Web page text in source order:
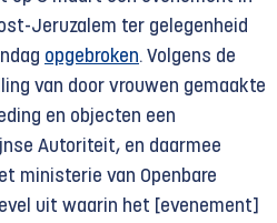
Jeruzalem ter gelegenheid
opgebroken. Volgens de
van door vrouwen gemaakte
en objecten een
Autoriteit, en daarmee
ministerie van Openbare
uit waarin het [evenement]